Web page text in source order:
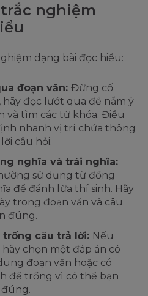
nghiệm
dạng bài đọc hiểu:
đoạn văn: Đừng cố
đọc lướt qua để nắm ý
và tìm các từ khóa. Điều
nhanh vị trí chứa thông
câu hỏi.
nghĩa và trái nghĩa:
sử dụng từ đồng
để đánh lừa thí sinh. Hãy
trong đoạn văn và câu
đúng.
trống câu trả lời: Nếu
chọn một đáp án có
đoạn văn hoặc có
để trống vì có thể bạn
đúng.